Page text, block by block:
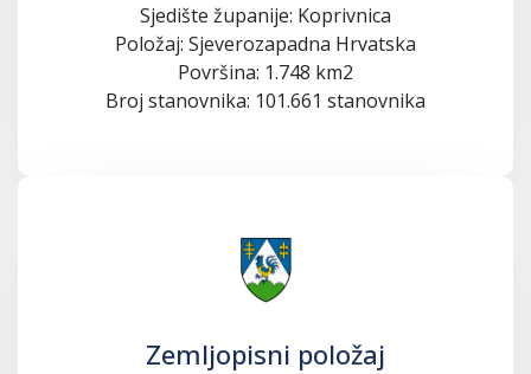
Sjedište županije: Koprivnica
Položaj: Sjeverozapadna Hrvatska
Površina: 1.748 km2
Broj stanovnika: 101.661 stanovnika
Zemljopisni položaj